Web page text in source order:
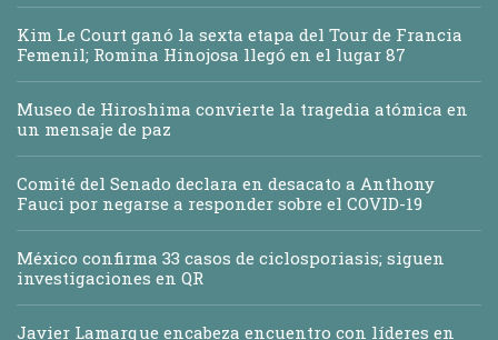
Kim Le Court ganó la sexta etapa del Tour de Francia
Femenil; Romina Hinojosa llegó en el lugar 87
Museo de Hiroshima convierte la tragedia atómica en
un mensaje de paz
Comité del Senado declara en desacato a Anthony
Fauci por negarse a responder sobre el COVID-19
México confirma 33 casos de ciclosporiasis; siguen
investigaciones en QR
Javier Lamarque encabeza encuentro con líderes en